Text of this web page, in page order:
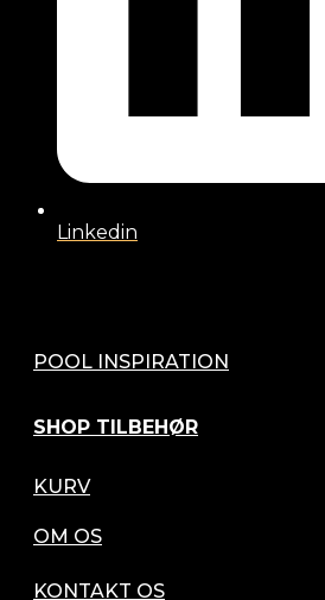
Linkedin
POOL INSPIRATION
SHOP TILBEHØR
KURV
OM OS
KONTAKT OS